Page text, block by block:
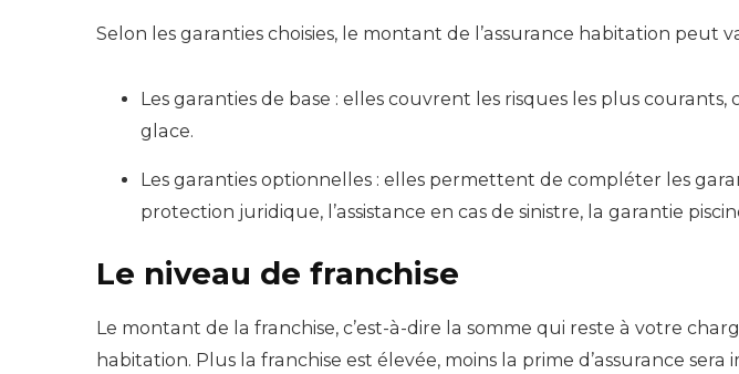
Selon les garanties choisies, le montant de l’assurance habitation peut
Les garanties de base : elles couvrent les risques les plus
glace.
Les garanties optionnelles : elles permettent de compléter les
protection juridique, l’assistance en cas de sinistre, la garantie
Le niveau de franchise
Le montant de la franchise, c’est-à-dire la somme qui reste à votre
habitation. Plus la franchise est élevée, moins la prime d’assurance sera